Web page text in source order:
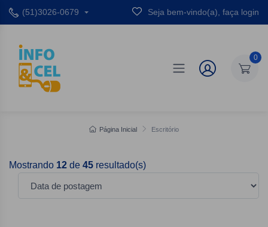
(51)3026-0679 Seja bem-vindo(a), faça login
0
Página Inicial Escritório
Mostrando 12 de 45 resultado(s)